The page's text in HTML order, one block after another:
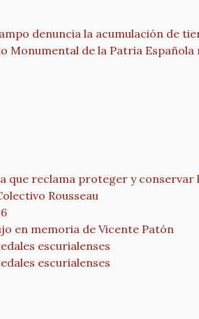
denuncia la acumulación de
Monumental de la Patria
que reclama proteger y conservar
Rousseau
en memoria de Vicente Patón
escurialenses
escurialenses